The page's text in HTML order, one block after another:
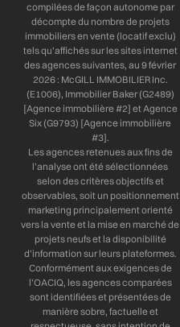
compilées de façon autonome par
décompte du nombre de projets
immobiliers en vente (locatif exclu)
tels qu’affichés sur les sites internet
des agences suivantes, au 9 février
2026 : McGILL IMMOBILIER Inc.
(E1006), Immobilier Baker (G2489)
[Agence immobilière #2] et Agence
Six (G9793) [Agence immobilière
#3].
Les agences retenues aux fins de
l’analyse ont été sélectionnées
selon des critères objectifs et
observables, soit un positionnement
marketing principalement orienté
vers la vente et la mise en marché de
projets neufs et la disponibilité
d’information sur leurs plateformes.
Conformément aux exigences de
l’OACIQ, les agences comparées
sont identifiées et présentées de
manière sobre, factuelle et